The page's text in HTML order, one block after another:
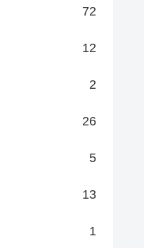
72
12
2
26
5
13
1